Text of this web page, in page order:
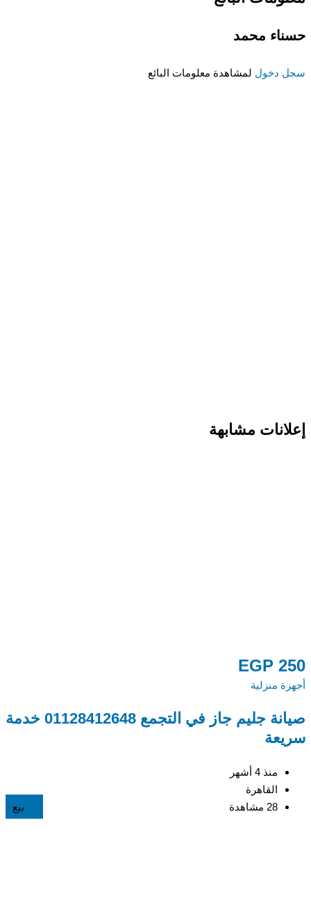
حسناء محمد
سجل دخول لمشاهدة معلومات البائع
إعلانات مشابهة
بيع
EGP 250
أجهزة منزلية
صيانة جليم جاز في التجمع 01128412648 خدمة
سريعة
منذ 4 أشهر
القاهرة
28 مشاهدة